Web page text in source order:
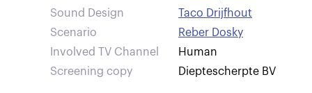
Sound Design
Taco Drijfhout
Scenario
Reber Dosky
Involved TV Channel
Human
Screening copy
Dieptescherpte BV